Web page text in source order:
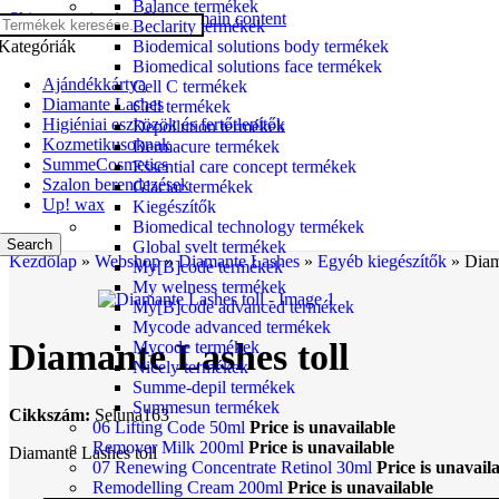
Skip to navigationSkip to main content
Ajándékkártya
Diamante Lashes
Higiéniai eszközök és fertőtlenítők
Kozmetikusoknak
SummeCosmetics
Szalon berendezések
Up! wax
Search
Balance termékek
Beclarity termékek
Biodemical solutions body termékek
Biomedical solutions face termékek
Cell C termékek
Cell termékek
Depollution termékek
Dermacure termékek
Essential care concept termékek
Glaciar termékek
Kiegészítők
Biomedical technology termékek
Global svelt termékek
My[B]code termékek
My welness termékek
My[B]code advanced termékek
Mycode advanced termékek
Mycode termékek
Nicely termékek
Summe-depil termékek
Summesun termékek
06 Lifting Code 50ml Price is unavailable
Remover Milk 200ml Price is unavailable
07 Renewing Concentrate Retinol 30ml Price is
Remodelling Cream 200ml Price is unavailable
Kezdőlap » Webshop»Diamante Lashes » Egyéb kiegészítők »
Diamante Lashes toll
Cikkszám: Seluna163
Diamante Lashes toll